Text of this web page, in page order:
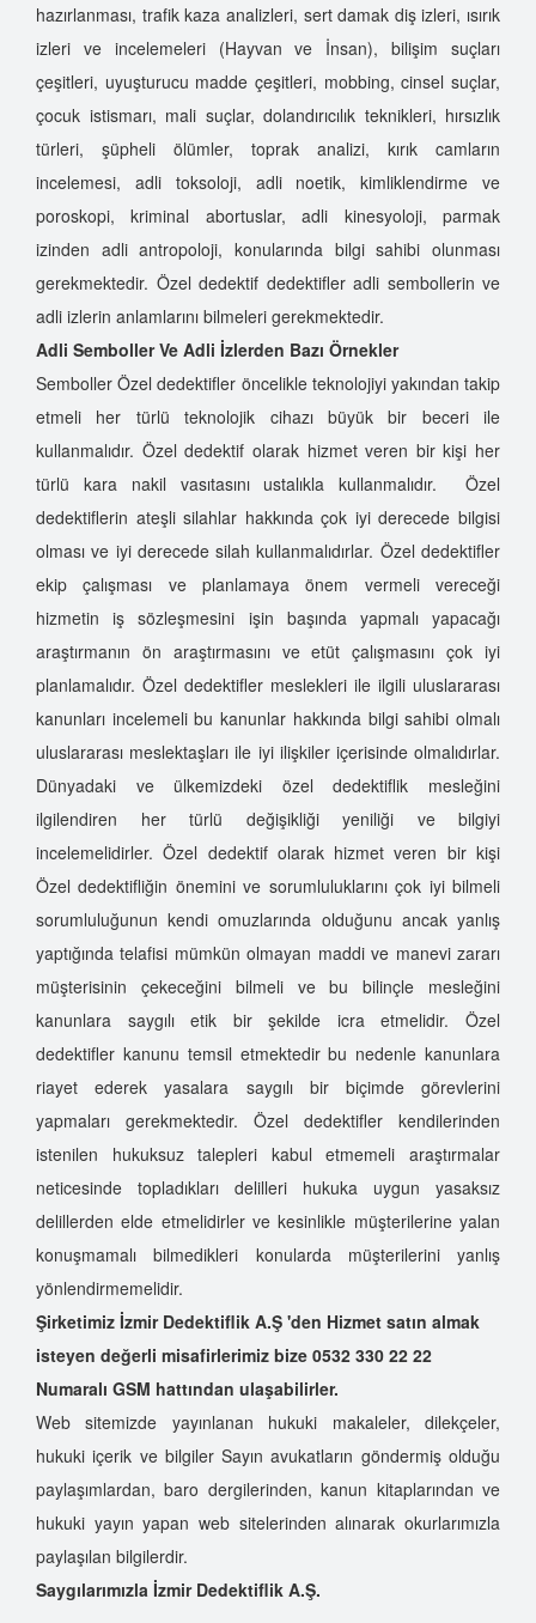
hazırlanması, trafik kaza analizleri, sert damak diş izleri, ısırık
izleri ve incelemeleri (Hayvan ve İnsan), bilişim suçları
çeşitleri, uyuşturucu madde çeşitleri, mobbing, cinsel suçlar,
çocuk istismarı, mali suçlar, dolandırıcılık teknikleri, hırsızlık
türleri, şüpheli ölümler, toprak analizi, kırık camların
incelemesi, adli toksoloji, adli noetik, kimliklendirme ve
poroskopi, kriminal abortuslar, adli kinesyoloji, parmak
izinden adli antropoloji, konularında bilgi sahibi olunması
gerekmektedir. Özel dedektif dedektifler adli sembollerin ve
adli izlerin anlamlarını bilmeleri gerekmektedir.
Adli Semboller Ve Adli İzlerden Bazı Örnekler
Semboller Özel dedektifler öncelikle teknolojiyi yakından takip
etmeli her türlü teknolojik cihazı büyük bir beceri ile
kullanmalıdır. Özel dedektif olarak hizmet veren bir kişi her
türlü kara nakil vasıtasını ustalıkla kullanmalıdır. Özel
dedektiflerin ateşli silahlar hakkında çok iyi derecede bilgisi
olması ve iyi derecede silah kullanmalıdırlar. Özel dedektifler
ekip çalışması ve planlamaya önem vermeli vereceği
hizmetin iş sözleşmesini işin başında yapmalı yapacağı
araştırmanın ön araştırmasını ve etüt çalışmasını çok iyi
planlamalıdır. Özel dedektifler meslekleri ile ilgili uluslararası
kanunları incelemeli bu kanunlar hakkında bilgi sahibi olmalı
uluslararası meslektaşları ile iyi ilişkiler içerisinde olmalıdırlar.
Dünyadaki ve ülkemizdeki özel dedektiflik mesleğini
ilgilendiren her türlü değişikliği yeniliği ve bilgiyi
incelemelidirler. Özel dedektif olarak hizmet veren bir kişi
Özel dedektifliğin önemini ve sorumluluklarını çok iyi bilmeli
sorumluluğunun kendi omuzlarında olduğunu ancak yanlış
yaptığında telafisi mümkün olmayan maddi ve manevi zararı
müşterisinin çekeceğini bilmeli ve bu bilinçle mesleğini
kanunlara saygılı etik bir şekilde icra etmelidir. Özel
dedektifler kanunu temsil etmektedir bu nedenle kanunlara
riayet ederek yasalara saygılı bir biçimde görevlerini
yapmaları gerekmektedir. Özel dedektifler kendilerinden
istenilen hukuksuz talepleri kabul etmemeli araştırmalar
neticesinde topladıkları delilleri hukuka uygun yasaksız
delillerden elde etmelidirler ve kesinlikle müşterilerine yalan
konuşmamalı bilmedikleri konularda müşterilerini yanlış
yönlendirmemelidir.
Şirketimiz İzmir Dedektiflik A.Ş 'den Hizmet satın almak
isteyen değerli misafirlerimiz bize 0532 330 22 22
Numaralı GSM hattından ulaşabilirler.
Web sitemizde yayınlanan hukuki makaleler, dilekçeler,
hukuki içerik ve bilgiler Sayın avukatların göndermiş olduğu
paylaşımlardan, baro dergilerinden, kanun kitaplarından ve
hukuki yayın yapan web sitelerinden alınarak okurlarımızla
paylaşılan bilgilerdir.
Saygılarımızla İzmir Dedektiflik A.Ş.